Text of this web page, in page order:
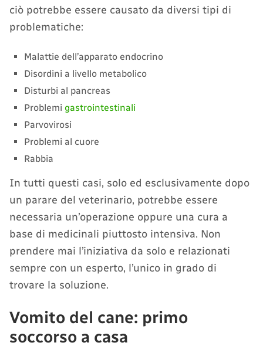
ciò potrebbe essere causato da diversi tipi di
problematiche:
Malattie dell’apparato endocrino
Disordini a livello metabolico
Disturbi al pancreas
Problemi gastrointestinali
Parvovirosi
Problemi al cuore
Rabbia
In tutti questi casi, solo ed esclusivamente dopo
un parare del veterinario, potrebbe essere
necessaria un’operazione oppure una cura a
base di medicinali piuttosto intensiva. Non
prendere mai l’iniziativa da solo e relazionati
sempre con un esperto, l’unico in grado di
trovare la soluzione.
Vomito del cane: primo
soccorso a casa